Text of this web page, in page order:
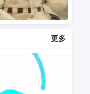
更多